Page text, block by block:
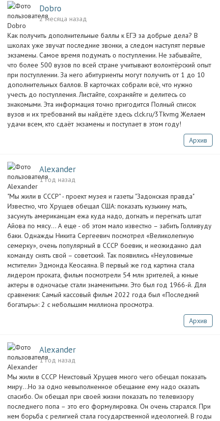
Dobro
2 месяца назад
Как получить дополнительные баллы к ЕГЭ за добрые дела? В
школах уже звучат последние звонки, а следом наступят первые
экзамены. Самое время подумать о поступлении. Не забывайте,
что более 500 вузов по всей стране учитывают волонтёрский опыт
при поступлении. За него абитуриенты могут получить от 1 до 10
дополнительных баллов. В карточках собрали всё, что нужно
учесть до поступления. Листайте, сохраняйте и делитесь со
знакомыми. Эта информация точно пригодится Полный список
вузов и их требований вы найдёте здесь clck.ru/3Tkvmg Желаем
удачи всем, кто сдаёт экзамены и поступает в этом году!
Архив
Alexander
1 год назад
"Мы жили в СССР" - проект музея и газеты "Задонская правда"
Известно, что Хрущев обещал США: показать кузькину мать,
засунуть американцам ежа куда надо, догнать и перегнать штат
Айова по мясу… А еще - об этом мало известно – забить Голливуду
баки. Однажды Никита Сергеевич посмотрел «Великолепную
семерку», очень популярный в СССР боевик, и неожиданно дал
команду снять свой – советский. Так появились «Неуловимые
мстители» Эдмонда Кеосаяна. В первый же год картина стала
лидером проката, фильм посмотрели 54 млн зрителей, а юные
актеры в одночасье стали знаменитыми. Это был год 1966-й. Для
сравнения: Самый кассовый фильм 2022 года был «Последний
богатырь»: 2 с небольшим миллиона просмотра.
Архив
Alexander
1 год назад
Мы жили в СССР Неистовый Хрущев много чего обещал показать
миру…Но за одно невыполненное обещание ему надо сказать
спасибо. Он обещал при своей жизни показать по телевизору
последнего попа – это его формулировка. Он очень старался. При
нем борьба с религией стала государственной идеологией. В годы